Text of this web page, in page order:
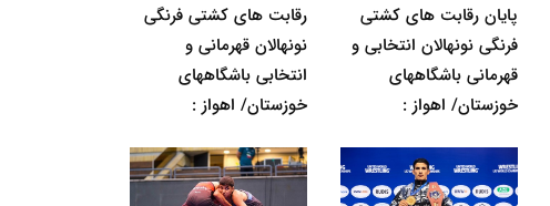
پایان رقابت های کشتی
فرنگی نونهالان انتخابی و
قهرمانی باشگاههای
خوزستان/ اهواز :
رقابت های کشتی فرنگی
نونهالان قهرمانی و
انتخابی باشگاههای
خوزستان/ اهواز :